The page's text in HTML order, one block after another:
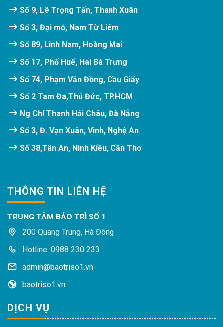
Số 9, Lê Trọng Tấn, Thanh Xuân
Số 3, Đại mỗ, Nam Từ Liêm
Số 89, Lĩnh Nam, Hoàng Mai
Số 17, Phố Huế, Hai Bà Trưng
Số 74, Phạm Văn Đồng, Cầu Giấy
Số 2 Tam Đa,Thủ Đức, TP.HCM
Ng Chí Thanh Hải Châu, Đà Nẵng
Số 3, Đ. Vạn Xuân, Vinh, Nghệ An
Số 38,Tân An, Ninh Kiều, Cần Thơ
THÔNG TIN LIÊN HỆ
TRUNG TÂM BẢO TRÌ SỐ 1
200 Quang Trung, Hà Đông
Hotline: 0988 230 233
admin@baotriso1.vn
baotriso1.vn
DỊCH VỤ